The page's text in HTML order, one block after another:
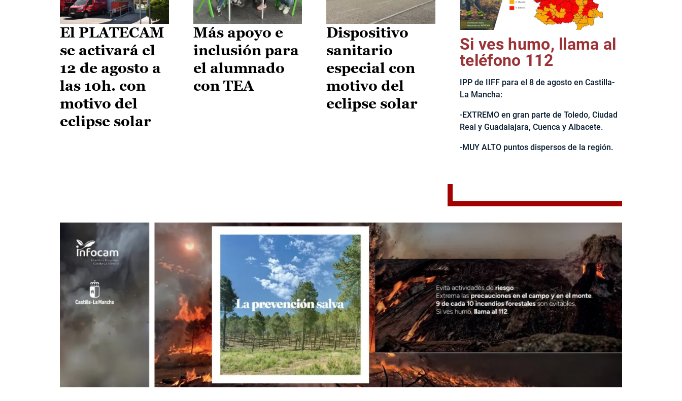
El PLATECAM
se activará el
12 de agosto a
las 10h. con
motivo del
eclipse solar
Más apoyo e
inclusión para
el alumnado
con TEA
Dispositivo
sanitario
especial con
motivo del
eclipse solar
Si ves humo, llama al
teléfono 112
IPP de IIFF para el 8 de agosto en Castilla-
La Mancha:
-EXTREMO en gran parte de Toledo, Ciudad
Real y Guadalajara, Cuenca y Albacete.
-MUY ALTO puntos dispersos de la región.